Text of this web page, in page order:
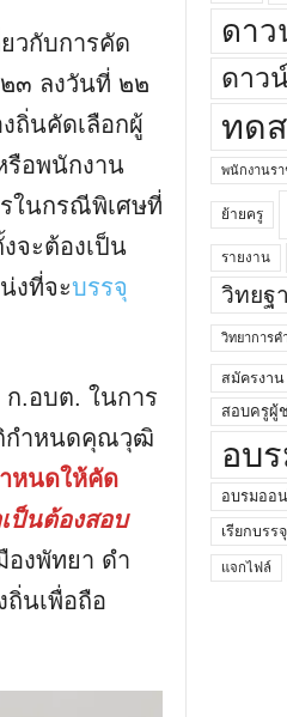
วกับการคัด
๓ ลงวันที่ ๒๒
ถิ่นคัดเลือกผู้
รือพนักงาน
ในกรณีพิเศษที่
จะต้องเป็น
งที่จะบรรจุ
.อบต. ในการ
กําหนดคุณวุฒิ
หนดให้คัด
ป็นต้องสอบ
งพัทยา ดํา
ถิ่นเพื่อถือ
ดาว
ดาว
ทด
พนักงานร
ย้ายครู
รายงาน
วิทยฐ
วิทยาการ
สมัครงาน
สอบครูผู้
อบ
อบรมออ
เรียกบรร
แจกไฟล์